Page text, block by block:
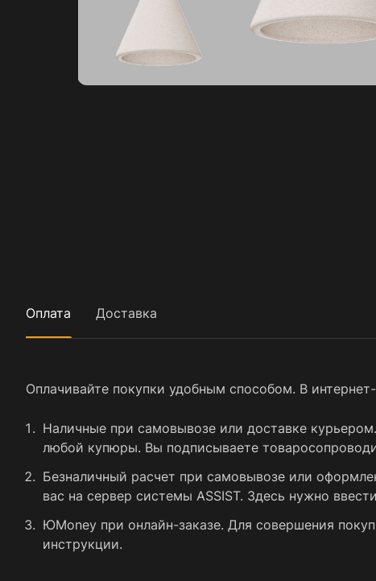
Оплата Доставка
Оплачивайте покупки удобным способом. В
Наличные при самовывозе или доставке
любой купюры. Вы подписываете
Безналичный расчет при самовывозе или
вас на сервер системы ASSIST. Здесь нужно
ЮMoney при онлайн-заказе. Для совершения
инструкции.